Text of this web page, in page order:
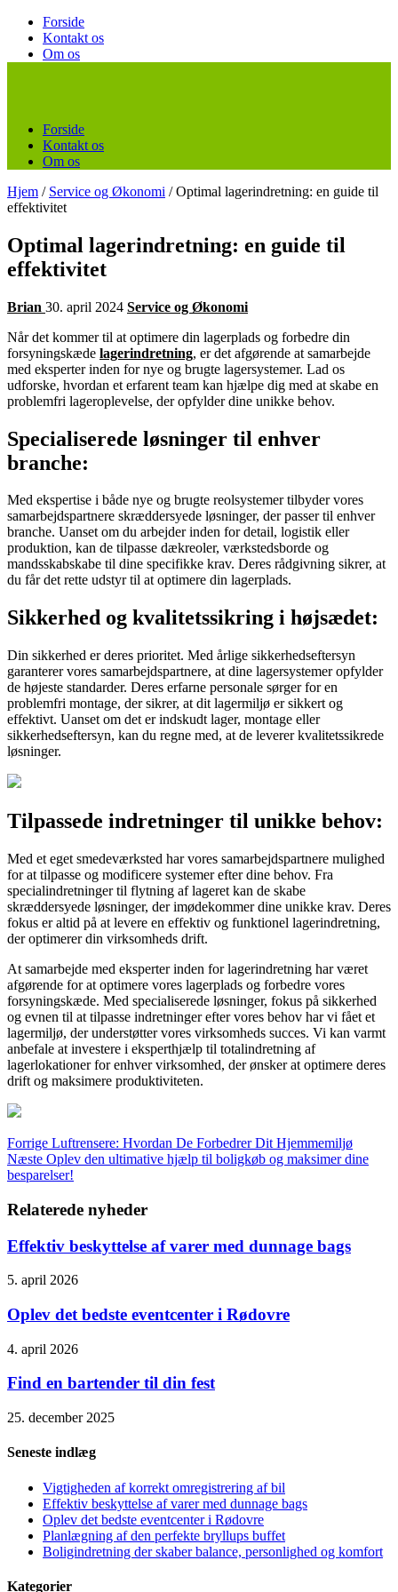
Forside
Kontakt os
Om os
Forside
Kontakt os
Om os
Hjem / Service og Økonomi / Optimal lagerindretning: en guide til
effektivitet
Optimal lagerindretning: en guide til
effektivitet
Brian 30. april 2024 Service og Økonomi
Når det kommer til at optimere din lagerplads og forbedre din
forsyningskæde lagerindretning, er det afgørende at samarbejde
med eksperter inden for nye og brugte lagersystemer. Lad os
udforske, hvordan et erfarent team kan hjælpe dig med at skabe en
problemfri lageroplevelse, der opfylder dine unikke behov.
Specialiserede løsninger til enhver
branche:
Med ekspertise i både nye og brugte reolsystemer tilbyder vores
samarbejdspartnere skræddersyede løsninger, der passer til enhver
branche. Uanset om du arbejder inden for detail, logistik eller
produktion, kan de tilpasse dækreoler, værkstedsborde og
mandsskabskabe til dine specifikke krav. Deres rådgivning sikrer, at
du får det rette udstyr til at optimere din lagerplads.
Sikkerhed og kvalitetssikring i højsædet:
Din sikkerhed er deres prioritet. Med årlige sikkerhedseftersyn
garanterer vores samarbejdspartnere, at dine lagersystemer opfylder
de højeste standarder. Deres erfarne personale sørger for en
problemfri montage, der sikrer, at dit lagermiljø er sikkert og
effektivt. Uanset om det er indskudt lager, montage eller
sikkerhedseftersyn, kan du regne med, at de leverer kvalitetssikrede
løsninger.
Tilpassede indretninger til unikke behov:
Med et eget smedeværksted har vores samarbejdspartnere mulighed
for at tilpasse og modificere systemer efter dine behov. Fra
specialindretninger til flytning af lageret kan de skabe
skræddersyede løsninger, der imødekommer dine unikke krav. Deres
fokus er altid på at levere en effektiv og funktionel lagerindretning,
der optimerer din virksomheds drift.
At samarbejde med eksperter inden for lagerindretning har været
afgørende for at optimere vores lagerplads og forbedre vores
forsyningskæde. Med specialiserede løsninger, fokus på sikkerhed
og evnen til at tilpasse indretninger efter vores behov har vi fået et
lagermiljø, der understøtter vores virksomheds succes. Vi kan varmt
anbefale at investere i eksperthjælp til totalindretning af
lagerlokationer for enhver virksomhed, der ønsker at optimere deres
drift og maksimere produktiviteten.
Forrige Luftrensere: Hvordan De Forbedrer Dit Hjemmemiljø
Næste Oplev den ultimative hjælp til boligkøb og maksimer dine
besparelser!
Relaterede nyheder
Effektiv beskyttelse af varer med dunnage bags
5. april 2026
Oplev det bedste eventcenter i Rødovre
4. april 2026
Find en bartender til din fest
25. december 2025
Seneste indlæg
Vigtigheden af korrekt omregistrering af bil
Effektiv beskyttelse af varer med dunnage bags
Oplev det bedste eventcenter i Rødovre
Planlægning af den perfekte bryllups buffet
Boligindretning der skaber balance, personlighed og komfort
Kategorier